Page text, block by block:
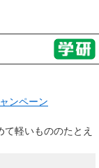
ンペーン
軽いもののたとえ